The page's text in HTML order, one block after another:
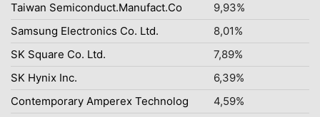
Taiwan Semiconduct.Manufact.Co
9,93%
Samsung Electronics Co. Ltd.
8,01%
SK Square Co. Ltd.
7,89%
SK Hynix Inc.
6,39%
Contemporary Amperex Technolog
4,59%